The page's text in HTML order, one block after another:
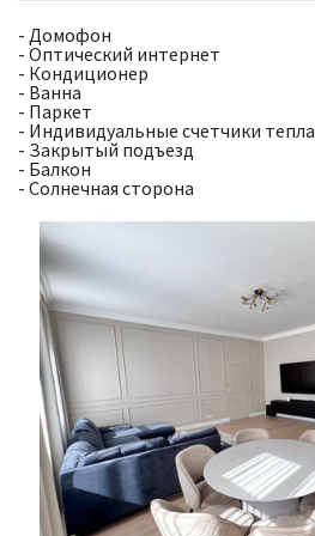
- Домофон
- Оптический интернет
- Кондиционер
- Ванна
- Паркет
- Индивидуальные счетчики тепла
- Закрытый подъезд
- Балкон
- Солнечная сторона